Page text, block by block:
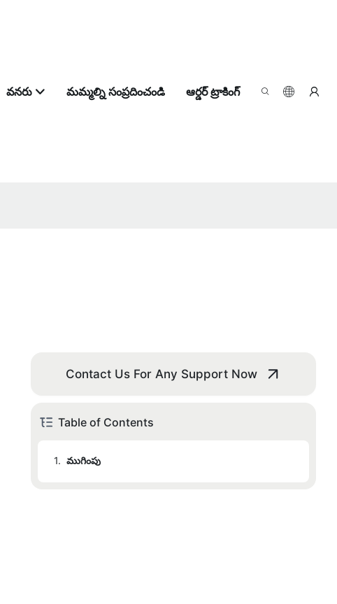
వనరు మమ్మల్ని సంప్రదించండి ఆర్డర్ ట్రాకింగ్
Contact Us For Any Support Now
Table of Contents
1. ముగింపు